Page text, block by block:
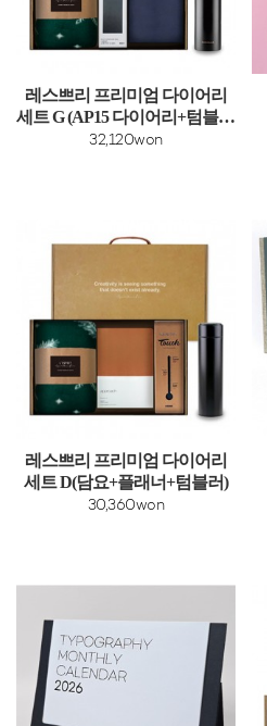
레스쁘리 프리미엄 다이어리
세트 G (AP15 다이어리+텀블러
+담요)
32,120won
레스쁘리 프리미엄 다이어리
세트 D(담요+플래너+텀블러)
30,360won